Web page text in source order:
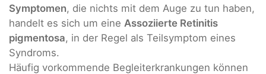
Symptomen, die nichts mit dem Auge zu tun haben,
handelt es sich um eine Assoziierte Retinitis
pigmentosa, in der Regel als Teilsymptom eines
Syndroms.
Häufig vorkommende Begleiterkrankungen können